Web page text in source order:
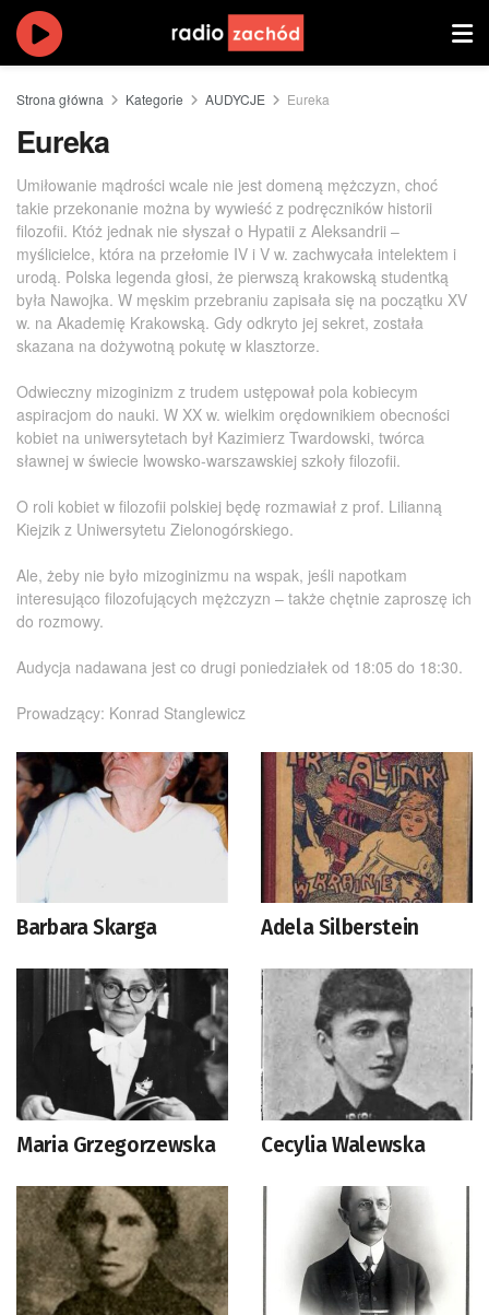
Strona główna Kategorie AUDYCJE Eureka
Eureka
Umiłowanie mądrości wcale nie jest domeną mężczyzn, choć
takie przekonanie można by wywieść z podręczników historii
filozofii. Któż jednak nie słyszał o Hypatii z Aleksandrii –
myślicielce, która na przełomie IV i V w. zachwycała intelektem i
urodą. Polska legenda głosi, że pierwszą krakowską studentką
była Nawojka. W męskim przebraniu zapisała się na początku XV
w. na Akademię Krakowską. Gdy odkryto jej sekret, została
skazana na dożywotną pokutę w klasztorze.
Odwieczny mizoginizm z trudem ustępował pola kobiecym
aspiracjom do nauki. W XX w. wielkim orędownikiem obecności
kobiet na uniwersytetach był Kazimierz Twardowski, twórca
sławnej w świecie lwowsko-warszawskiej szkoły filozofii.
O roli kobiet w filozofii polskiej będę rozmawiał z prof. Lilianną
Kiejzik z Uniwersytetu Zielonogórskiego.
Ale, żeby nie było mizoginizmu na wspak, jeśli napotkam
interesująco filozofujących mężczyzn – także chętnie zaproszę ich
do rozmowy.
Audycja nadawana jest co drugi poniedziałek od 18:05 do 18:30.
Prowadzący: Konrad Stanglewicz
Barbara Skarga Adela Silberstein
Maria Grzegorzewska Cecylia Walewska